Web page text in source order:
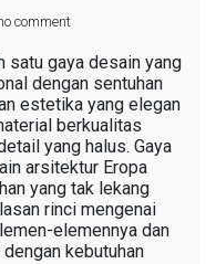
comment
satu gaya desain yang
dengan sentuhan
estetika yang elegan
berkualitas
yang halus. Gaya
arsitektur Eropa
yang tak lekang
rinci mengenai
elemennya dan
kebutuhan